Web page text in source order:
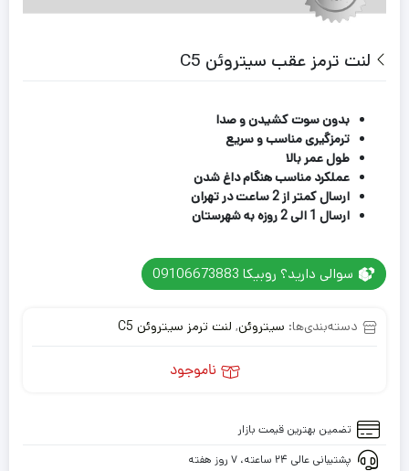
لنت ترمز عقب سیتروئن C5
بدون سوت کشیدن و صدا
ترمزگیری مناسب و سریع
طول عمر بالا
عملکرد مناسب هنگام داغ شدن
ارسال کمتر از 2 ساعت در تهران
ارسال 1 الی 2 روزه به شهرستان
سوالی دارید؟ روبیکا 09106673883
دسته‌بندی‌ها: سیتروئن, لنت ترمز سیتروئن C5
ناموجود
تضمین بهترین قیمت بازار
پشتیبانی عالی ۲۴ ساعته، ۷ روز هفته